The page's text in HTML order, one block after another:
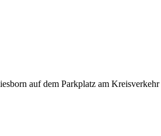
auf dem Parkplatz am